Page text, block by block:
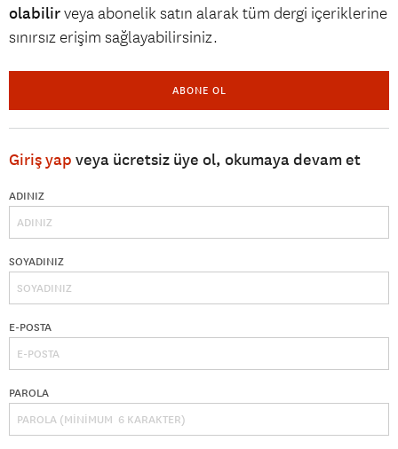
olabilirveya abonelik satın alarak tüm dergi içeriklerine
sınırsız erişim sağlayabilirsiniz.
ABONE OL
Giriş yap veya ücretsiz üye ol, okumaya devam et
ADINIZ
SOYADINIZ
E-POSTA
PAROLA